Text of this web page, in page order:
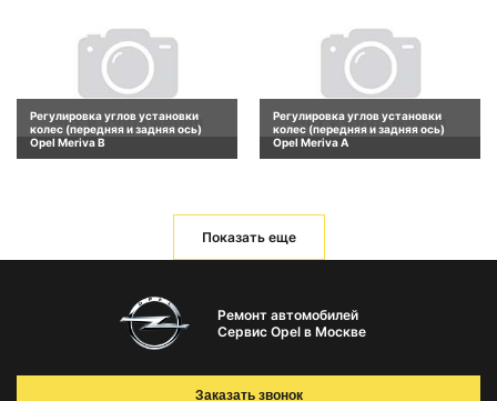
Регулировка углов установки
колес (передняя и задняя ось)
Opel Meriva B
Регулировка углов установки
колес (передняя и задняя ось)
Opel Meriva A
Показать еще
Ремонт автомобилей
Сервис Opel в Москве
Заказать звонок